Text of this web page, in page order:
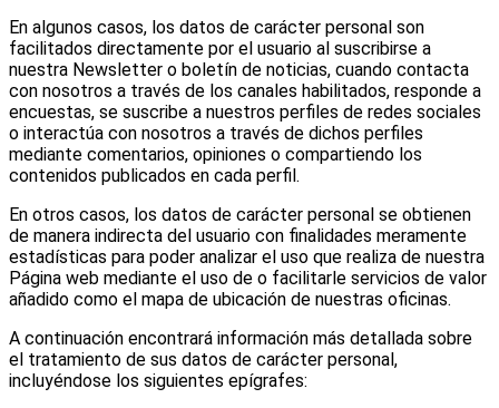
En algunos casos, los datos de carácter personal son
facilitados directamente por el usuario al suscribirse a
nuestra Newsletter o boletín de noticias, cuando contacta
con nosotros a través de los canales habilitados, responde a
encuestas, se suscribe a nuestros perfiles de redes sociales
o interactúa con nosotros a través de dichos perfiles
mediante comentarios, opiniones o compartiendo los
contenidos publicados en cada perfil.
En otros casos, los datos de carácter personal se obtienen
de manera indirecta del usuario con finalidades meramente
estadísticas para poder analizar el uso que realiza de nuestra
Página web mediante el uso de o facilitarle servicios de valor
añadido como el mapa de ubicación de nuestras oficinas.
A continuación encontrará información más detallada sobre
el tratamiento de sus datos de carácter personal,
incluyéndose los siguientes epígrafes: